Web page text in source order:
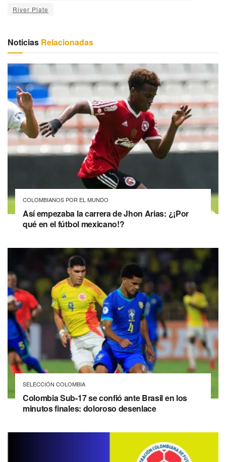
River Plate
Noticias Relacionadas
COLOMBIANOS POR EL MUNDO
Así empezaba la carrera de Jhon Arias: ¿¡Por
qué en el fútbol mexicano!?
SELECCIÓN COLOMBIA
Colombia Sub-17 se confió ante Brasil en los
minutos finales: doloroso desenlace